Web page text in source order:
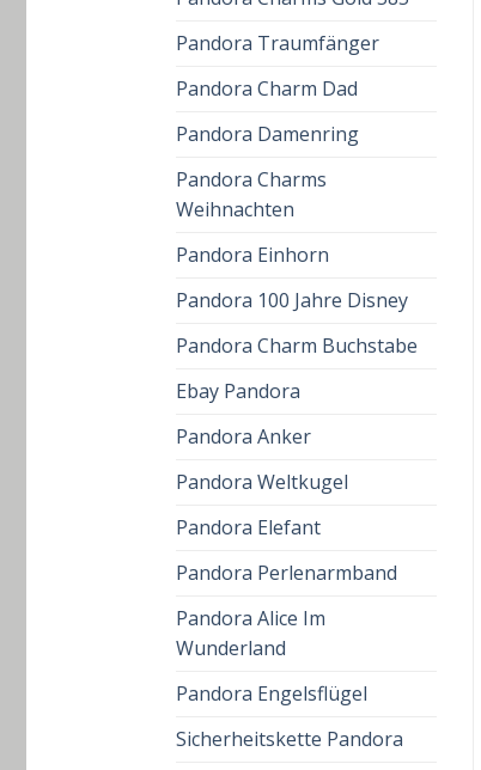
Pandora Traumfänger
Pandora Charm Dad
Pandora Damenring
Pandora Charms
Weihnachten
Pandora Einhorn
Pandora 100 Jahre Disney
Pandora Charm Buchstabe
Ebay Pandora
Pandora Anker
Pandora Weltkugel
Pandora Elefant
Pandora Perlenarmband
Pandora Alice Im
Wunderland
Pandora Engelsflügel
Sicherheitskette Pandora